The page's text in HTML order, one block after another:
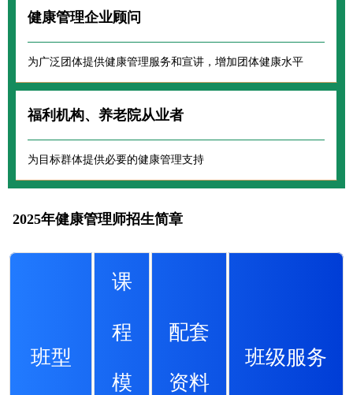
健康管理企业顾问
为广泛团体提供健康管理服务和宣讲，增加团体健康水平
福利机构、养老院从业者
为目标群体提供必要的健康管理支持
2025年健康管理师招生简章
班型
课
程
模
配套
资料
班级服务